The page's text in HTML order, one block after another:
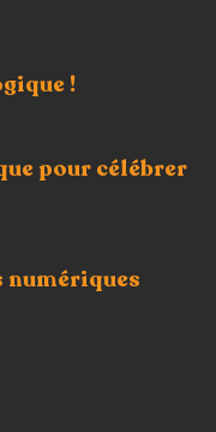
!
pour célébrer